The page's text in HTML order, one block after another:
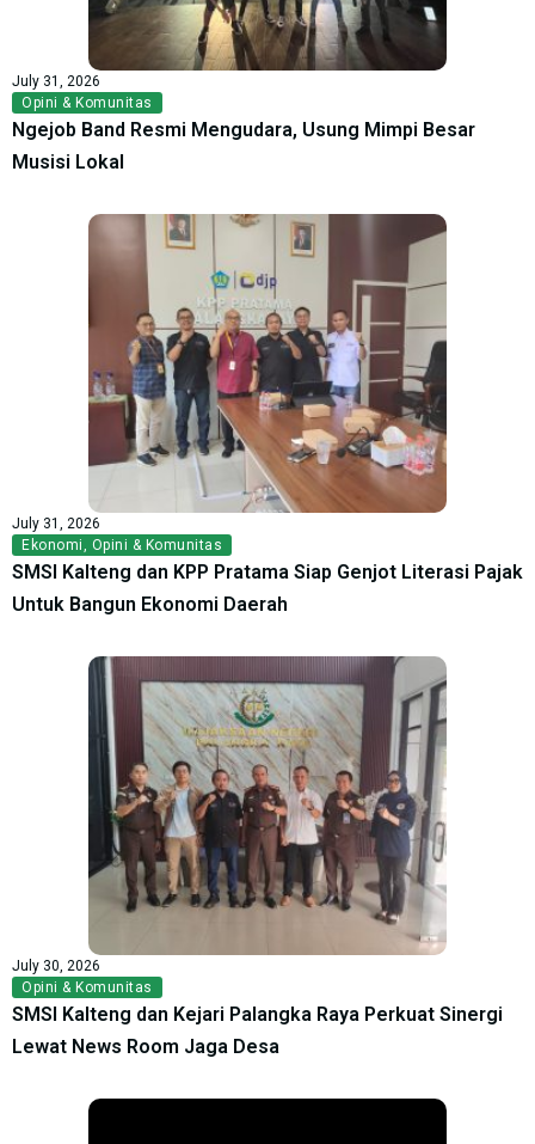
July 31, 2026
Opini & Komunitas
Ngejob Band Resmi Mengudara, Usung Mimpi Besar
Musisi Lokal
July 31, 2026
Ekonomi, Opini & Komunitas
SMSI Kalteng dan KPP Pratama Siap Genjot Literasi Pajak
Untuk Bangun Ekonomi Daerah
July 30, 2026
Opini & Komunitas
SMSI Kalteng dan Kejari Palangka Raya Perkuat Sinergi
Lewat News Room Jaga Desa